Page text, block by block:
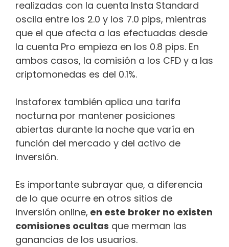
realizadas con la cuenta Insta Standard
oscila entre los 2.0 y los 7.0 pips, mientras
que el que afecta a las efectuadas desde
la cuenta Pro empieza en los 0.8 pips. En
ambos casos, la comisión a los CFD y a las
criptomonedas es del 0.1%.
Instaforex también aplica una tarifa
nocturna por mantener posiciones
abiertas durante la noche que varía en
función del mercado y del activo de
inversión.
Es importante subrayar que, a diferencia
de lo que ocurre en otros sitios de
inversión online, en este broker no existen
comisiones ocultas que merman las
ganancias de los usuarios.